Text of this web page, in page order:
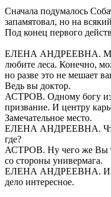
Сначала подумалось
запамятовал, но на
Под конец первого
ЕЛЕНА АНДРЕЕВНА. Мне
любите леса. Конечно,
но разве это не мешает
Ведь вы доктор.
АСТРОВ. Одному богу
призвание. И центру
Замечательное место.
ЕЛЕНА АНДРЕЕВНА. Что-
где?
АСТРОВ. Ну чего же Вы
со стороны универмага.
ЕЛЕНА АНДРЕЕВНА. И
дело интересное.